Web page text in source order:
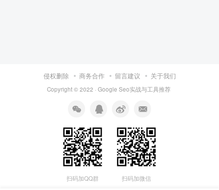
侵权删除 商务合作 留言建议 关于我们
Copyright © 2022 · Google Seo实战与工具推荐
扫码加QQ群 扫码加微信